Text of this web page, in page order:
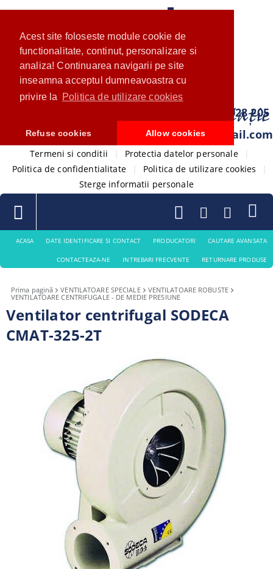
Acest site foloseste module cookie de
functionalitate, continut, personalizare si
analiza! Continuarea navigarii pe site
inseamna acceptul dumneavoastra cu
privire la
Politica de utilizare cookies
Refuse cookies Allow cookies
0733 028 205
com.ventistore@gmail.com
Termeni si conditii Protectia datelor personale
Politica de confidentialitate
Politica de utilizare cookies
Sterge informatii personale
ACASA DATE IDENTIFICARE SI CONTACT PRODUCATORI CAUTARE AVANSATA
CONTACTEAZA-NE INTREBARI FRECVENTE RETURNARE PRODUSE
Prima pagină VENTILATOARE SPECIALE
VENTILATOARE ROBUSTE
VENTILATOARE CENTRIFUGALE - DE MEDIE PRESIUNE
Ventilator centrifugal SODECA
CMAT-325-2T